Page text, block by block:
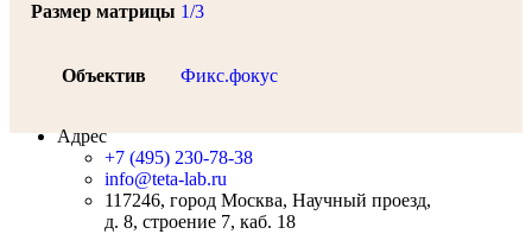
Размер матрицы 1/3
Объектив Фикс.фокус
Адрес
+7 (495) 230-78-38
info@teta-lab.ru
117246, город Москва, Научный проезд,
д. 8, строение 7, каб. 18